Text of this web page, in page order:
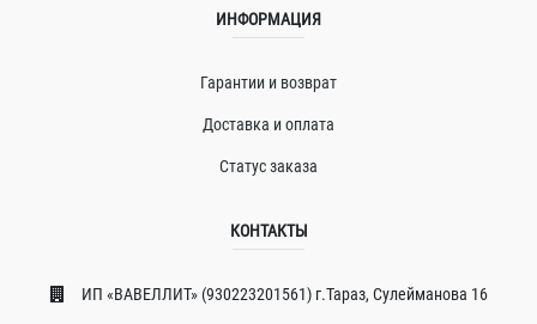
ИНФОРМАЦИЯ
Гарантии и возврат
Доставка и оплата
Статус заказа
КОНТАКТЫ
ИП «ВAВЕЛЛИT» (930223201561) г.Тараз, Сулейманова 16